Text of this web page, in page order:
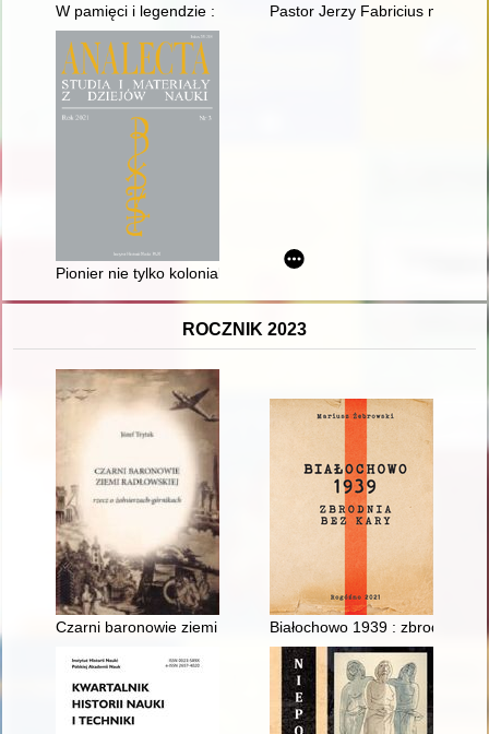
W pamięci i legendzie : bohaterowie powstania
Pastor Jerzy Fabricius
Pionier nie tylko kolonialny : działalność naukowo-
ROCZNIK 2023
Czarni baronowie ziemi radłowskiej : rzecz o żołnierzach-
Białochowo 1939 : zbrodnia